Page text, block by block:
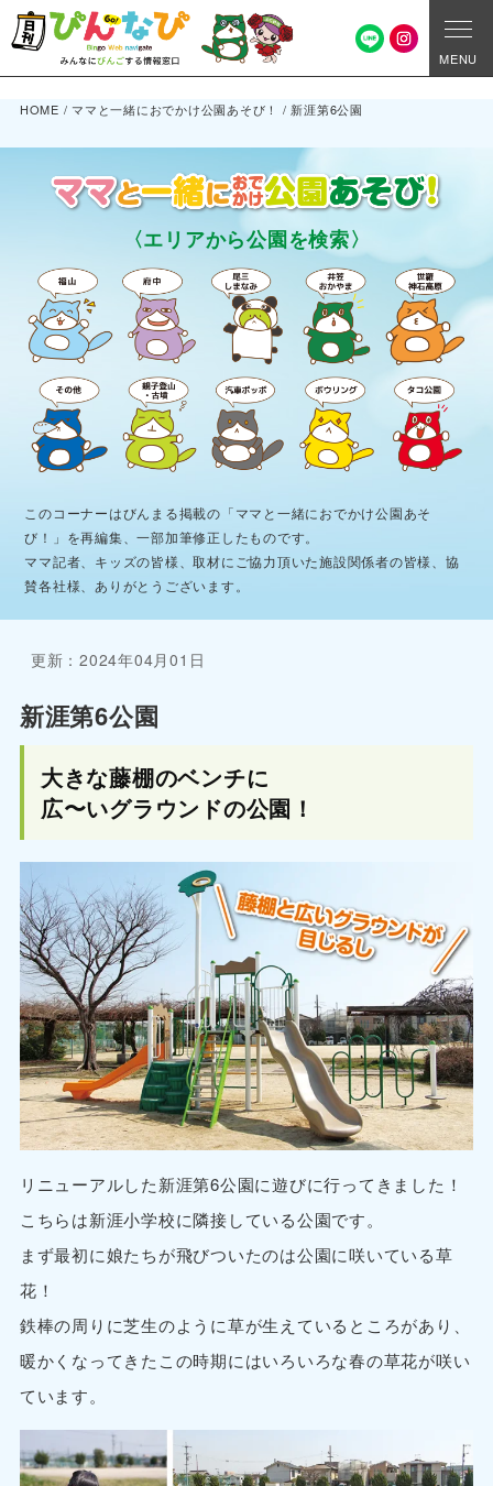
MENU
HOME / ママと一緒におでかけ公園あそび！ / 新涯第6公園
〈エリアから公園を検索〉
このコーナーはびんまる掲載の「ママと一緒におでかけ公園あそ
び！」を再編集、一部加筆修正したものです。
ママ記者、キッズの皆様、取材にご協力頂いた施設関係者の皆様、協
賛各社様、ありがとうございます。
更新：2024年04月01日
新涯第6公園
大きな藤棚のベンチに
広〜いグラウンドの公園！
リニューアルした新涯第6公園に遊びに行ってきました！
こちらは新涯小学校に隣接している公園です。
まず最初に娘たちが飛びついたのは公園に咲いている草
花！
鉄棒の周りに芝生のように草が生えているところがあり、
暖かくなってきたこの時期にはいろいろな春の草花が咲い
ています。